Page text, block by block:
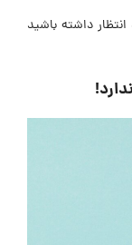
نباید انتظار داشته باشید